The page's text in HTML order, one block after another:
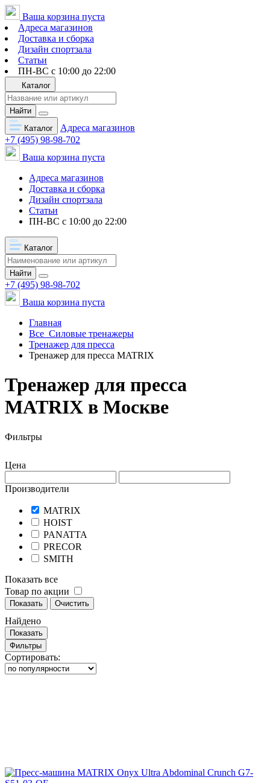
Ваша корзина пуста
Адреса магазинов
Доставка и сборка
Дизайн спортзала
Статьи
ПН-ВС с 10:00 до 22:00
Каталог
Найти
Каталог
Адреса магазинов
+7 (495) 98-98-702
Ваша корзина пуста
Адреса магазинов
Доставка и сборка
Дизайн спортзала
Статьи
ПН-ВС с 10:00 до 22:00
Каталог
Найти
+7 (495) 98-98-702
Ваша корзина пуста
Главная
Все Силовые тренажеры
Тренажер для пресса
Тренажер для пресса MATRIX
Тренажер для пресса
MATRIX в Москве
Фильтры
Цена
Производители
MATRIX
HOIST
PANATTA
PRECOR
SMITH
Показать все
Товар по акции
Показать Очистить
Найдено
Показать
Фильтры
Сортировать: